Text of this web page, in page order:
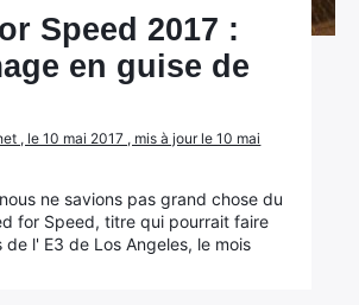
Speed 2017 :
en guise de
, le 10 mai 2017 , mis à jour le 10 mai
ne savions pas grand chose du
for Speed, titre qui pourrait faire
de l' E3 de Los Angeles, le mois